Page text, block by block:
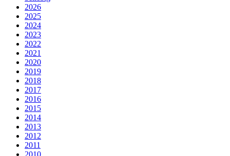
2026
2025
2024
2023
2022
2021
2020
2019
2018
2017
2016
2015
2014
2013
2012
2011